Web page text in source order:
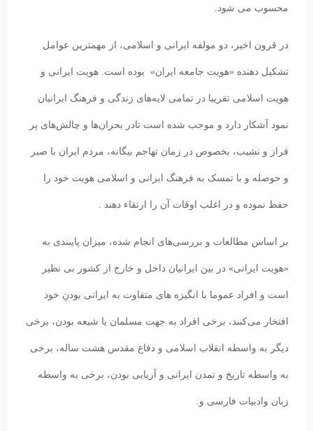
محسوب می شود.
در قرون اخیر، دو مولفه ایرانی و اسلامی، از مهمترین عوامل
تشکیل دهنده «هویت جامعه ایران» بوده است. هویت ایرانی و
هویت اسلامی تقریبا در تمامی لایه‌های زندگی و فرهنگ ایرانیان
نمود آشکار دارد و موجب شده است تادر بحران‌ها و چالش‌های پر
فراز و نشیب، بخصوص در زمان تهاجم بیگانه، مردم ایران با صبر
و حوصله و با تمسک به فرهنگ ایرانی و اسلامی هویت خود را
حفظ نموده و در اغلب اوقات آن را ارتقاء دهند .
بر اساس مطالعات و بررسی‌های انجام شده، میزان پایبندی به
«هویت ایرانی» در بین ایرانیان داخل و خارج از کشور بی نظیر
است و افراد عموما با انگیزه های متفاوت به ایرانی بودنِ خود
افتخار می‌کنند، برخی افراد به جهت مسلمان یا شیعه بودن، برخی
دیگر به واسطه انقلاب اسلامی و دفاع مقدس هشت ساله، برخی
به واسطه تاریخ و تمدن ایرانی و آریایی بودن، برخی به واسطه
زبان وادبیات فارسی و.